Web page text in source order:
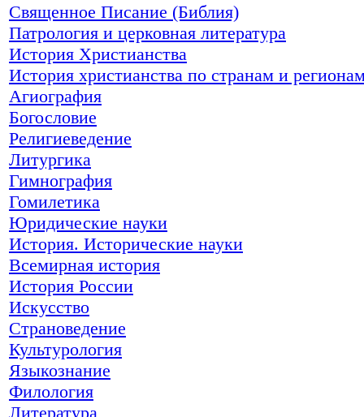
Священное Писание (Библия)
Патрология и церковная литература
История Христианства
История христианства по странам и
Агиография
Богословие
Религиеведение
Литургика
Гимнография
Гомилетика
Юридические науки
История. Исторические науки
Всемирная история
История России
Искусство
Страноведение
Культурология
Языкознание
Филология
Литература